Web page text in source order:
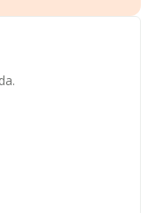
la empresa.